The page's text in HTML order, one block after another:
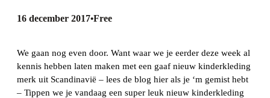
16 december 2017•Free
We gaan nog even door. Want waar we je eerder deze week al
kennis hebben laten maken met een gaaf nieuw kinderkleding
merk uit Scandinavië – lees de blog hier als je ‘m gemist hebt
– Tippen we je vandaag een super leuk nieuw kinderkleding